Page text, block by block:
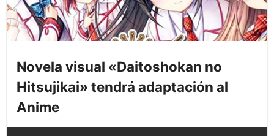
Novela visual «Daitoshokan no
Hitsujikai» tendrá adaptación al
Anime